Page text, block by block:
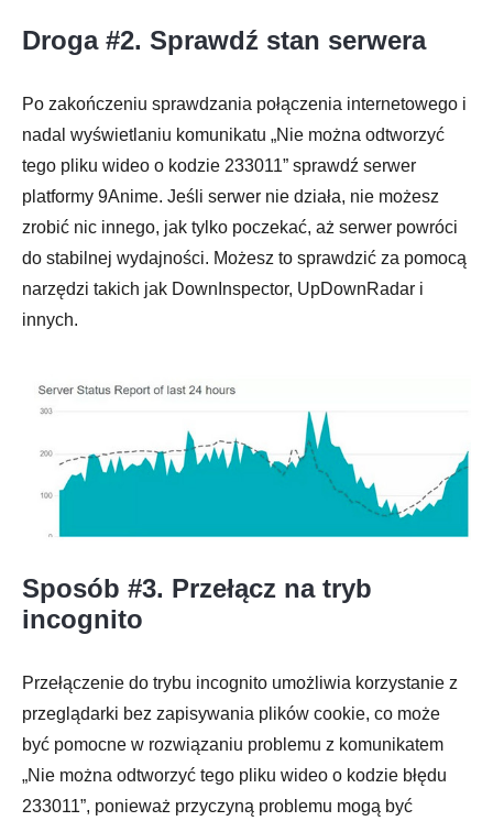
Droga #2. Sprawdź stan serwera
Po zakończeniu sprawdzania połączenia internetowego i
nadal wyświetlaniu komunikatu „Nie można odtworzyć
tego pliku wideo o kodzie 233011” sprawdź serwer
platformy 9Anime. Jeśli serwer nie działa, nie możesz
zrobić nic innego, jak tylko poczekać, aż serwer powróci
do stabilnej wydajności. Możesz to sprawdzić za pomocą
narzędzi takich jak DownInspector, UpDownRadar i
innych.
Sposób #3. Przełącz na tryb
incognito
Przełączenie do trybu incognito umożliwia korzystanie z
przeglądarki bez zapisywania plików cookie, co może
być pomocne w rozwiązaniu problemu z komunikatem
„Nie można odtworzyć tego pliku wideo o kodzie błędu
233011”, ponieważ przyczyną problemu mogą być